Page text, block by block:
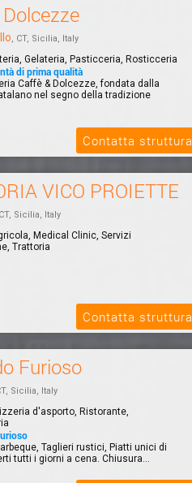
, CT, Sicilia, Italy
Gelateria, Pasticceria, Rosticceria
di prima qualità
Caffè & Dolcezze, fondata dalla
nel segno della tradizione
Contatta struttura
VICO PROIETTE
Sicilia, Italy
Medical Clinic, Servizi
Trattoria
Contatta struttura
Furioso
Sicilia, Italy
d'asporto, Ristorante,
Taglieri rustici, Piatti unici di
tutti i giorni a cena. Chiusura...